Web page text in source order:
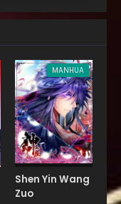
MANHUA
Shen Yin Wang
Zuo